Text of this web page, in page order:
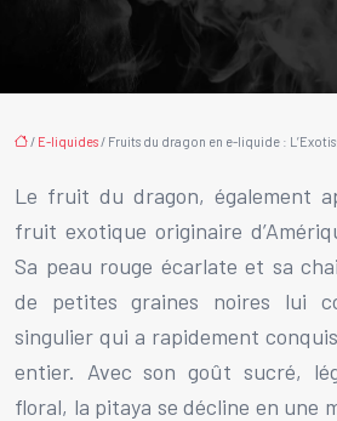
/ E-liquides/ Fruits du dragon en e-liquide :
Le fruit du dragon, également
fruit exotique originaire
Sa peau rouge écarlate et sa
de petites graines noires lui
singulier qui a rapidement
entier. Avec son goût sucré,
floral, la pitaya se décline en une